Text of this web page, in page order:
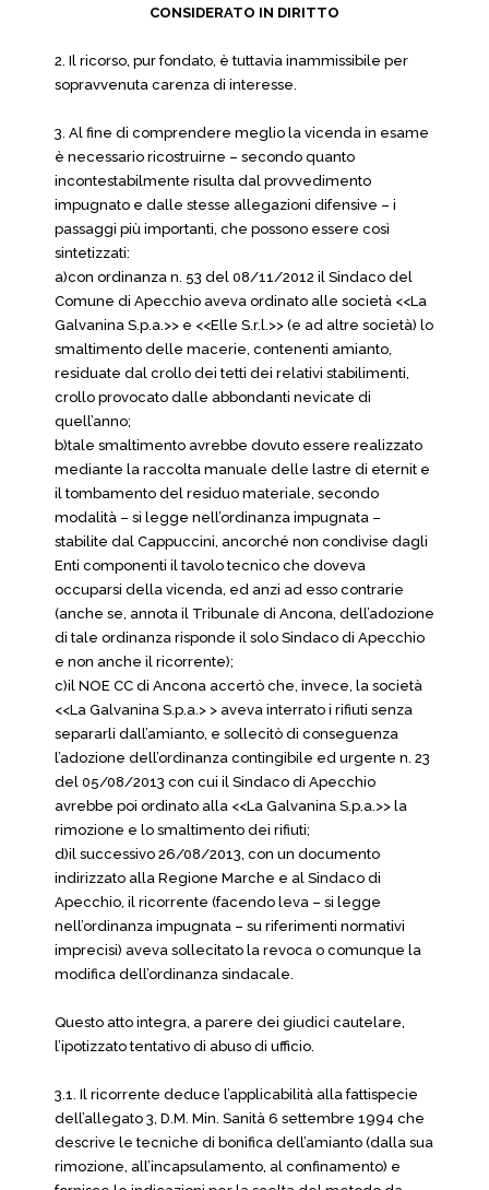
CONSIDERATO IN DIRITTO
2. Il ricorso, pur fondato, è tuttavia inammissibile per
sopravvenuta carenza di interesse.
3. Al fine di comprendere meglio la vicenda in esame
è necessario ricostruirne – secondo quanto
incontestabilmente risulta dal provvedimento
impugnato e dalle stesse allegazioni difensive – i
passaggi più importanti, che possono essere così
sintetizzati:
a)con ordinanza n. 53 del 08/11/2012 il Sindaco del
Comune di Apecchio aveva ordinato alle società <<La
Galvanina S.p.a.>> e <<Elle S.r.l.>> (e ad altre società) lo
smaltimento delle macerie, contenenti amianto,
residuate dal crollo dei tetti dei relativi stabilimenti,
crollo provocato dalle abbondanti nevicate di
quell’anno;
b)tale smaltimento avrebbe dovuto essere realizzato
mediante la raccolta manuale delle lastre di eternit e
il tombamento del residuo materiale, secondo
modalità – si legge nell’ordinanza impugnata –
stabilite dal Cappuccini, ancorché non condivise dagli
Enti componenti il tavolo tecnico che doveva
occuparsi della vicenda, ed anzi ad esso contrarie
(anche se, annota il Tribunale di Ancona, dell’adozione
di tale ordinanza risponde il solo Sindaco di Apecchio
e non anche il ricorrente);
c)il NOE CC di Ancona accertò che, invece, la società
<<La Galvanina S.p.a.> > aveva interrato i rifiuti senza
separarli dall’amianto, e sollecitò di conseguenza
l’adozione dell’ordinanza contingibile ed urgente n. 23
del 05/08/2013 con cui il Sindaco di Apecchio
avrebbe poi ordinato alla <<La Galvanina S.p.a.>> la
rimozione e lo smaltimento dei rifiuti;
d)il successivo 26/08/2013, con un documento
indirizzato alla Regione Marche e al Sindaco di
Apecchio, il ricorrente (facendo leva – si legge
nell’ordinanza impugnata – su riferimenti normativi
imprecisi) aveva sollecitato la revoca o comunque la
modifica dell’ordinanza sindacale.
Questo atto integra, a parere dei giudici cautelare,
l’ipotizzato tentativo di abuso di ufficio.
3.1. Il ricorrente deduce l’applicabilità alla fattispecie
dell’allegato 3, D.M. Min. Sanità 6 settembre 1994 che
descrive le tecniche di bonifica dell’amianto (dalla sua
rimozione, all’incapsulamento, al confinamento) e